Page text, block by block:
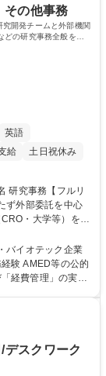
その他事務
開発チームと外部機関
の研究事務全般をお
英語
給 土日祝休み
・大学等）をつ
全般をお任せしま
、試験関連資料、
ライン・予算執行
バイオテック企業
験 AMED等の公的
経費管理」の実務
勤務など個々のラ
介護との両立も応
格：スクワーク